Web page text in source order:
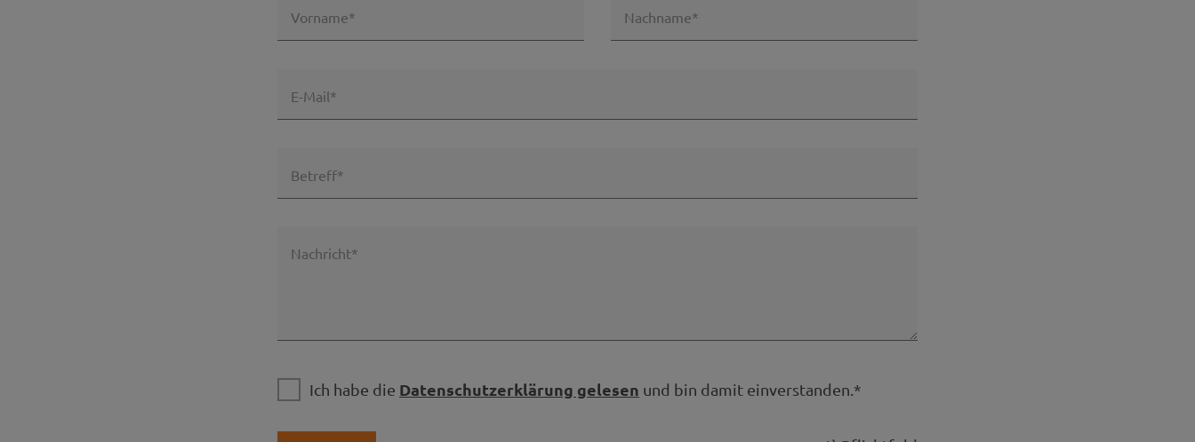
Vorname* Nachname*
E-Mail*
Betreff*
Nachricht*
Ich habe die Datenschutzerklärung gelesen und bin damit einverstanden.*